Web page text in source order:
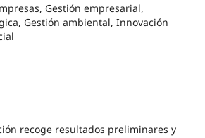
Gestión empresarial,
Gestión ambiental, Innovación
recoge resultados preliminares y